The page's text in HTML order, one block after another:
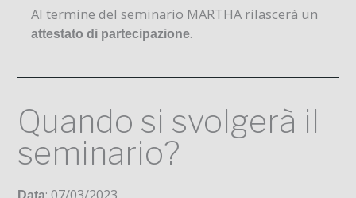
Al termine del seminario MARTHA rilascerà un
attestato di partecipazione.
Quando si svolgerà il
seminario?
Data